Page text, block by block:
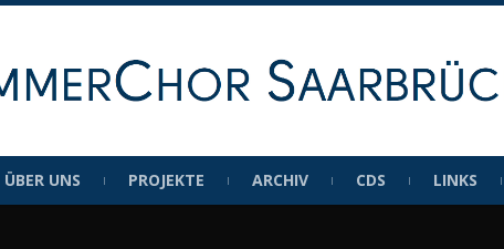
ÜBER UNS PROJEKTE ARCHIV CDS LINKS